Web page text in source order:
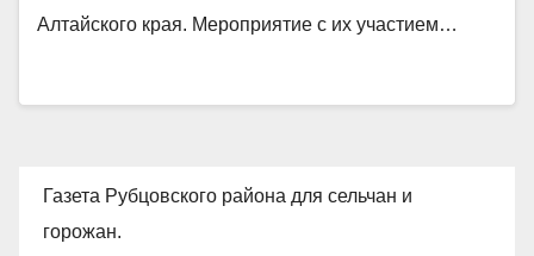
Алтайского края. Мероприятие с их участием…
Газета Рубцовского района для сельчан и
горожан.